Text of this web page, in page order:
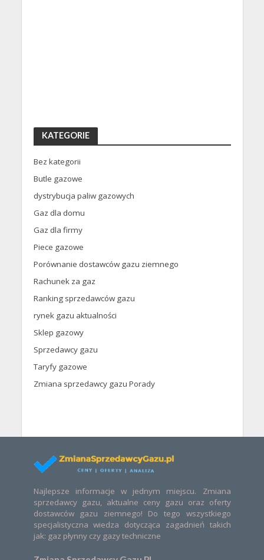
KATEGORIE
Bez kategorii
Butle gazowe
dystrybucja paliw gazowych
Gaz dla domu
Gaz dla firmy
Piece gazowe
Porównanie dostawców gazu ziemnego
Rachunek za gaz
Ranking sprzedawców gazu
rynek gazu aktualności
Sklep gazowy
Sprzedawcy gazu
Taryfy gazowe
Zmiana sprzedawcy gazu Porady
Najlepsze informacje w jednym miejscu. Zmiana
sprzedawcy gazu, aktualne ceny gazu oraz oferty
dostawców gazu ziemnego! Do tego wszystkiego
specjalistyczna wiedza dotycząca zagadnień takich
jak: gaz płynny czy gazy techniczne